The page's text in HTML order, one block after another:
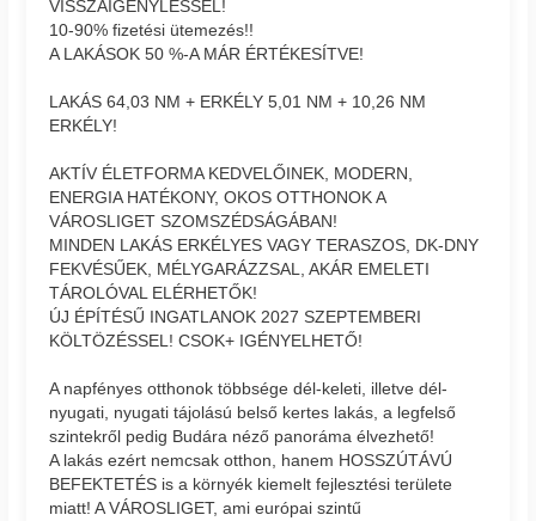
VISSZAIGÉNYLÉSSEL!
10-90% fizetési ütemezés!!
A LAKÁSOK 50 %-A MÁR ÉRTÉKESÍTVE!
LAKÁS 64,03 NM + ERKÉLY 5,01 NM + 10,26 NM
ERKÉLY!
AKTÍV ÉLETFORMA KEDVELŐINEK, MODERN,
ENERGIA HATÉKONY, OKOS OTTHONOK A
VÁROSLIGET SZOMSZÉDSÁGÁBAN!
MINDEN LAKÁS ERKÉLYES VAGY TERASZOS, DK-DNY
FEKVÉSŰEK, MÉLYGARÁZZSAL, AKÁR EMELETI
TÁROLÓVAL ELÉRHETŐK!
ÚJ ÉPÍTÉSŰ INGATLANOK 2027 SZEPTEMBERI
KÖLTÖZÉSSEL! CSOK+ IGÉNYELHETŐ!
A napfényes otthonok többsége dél-keleti, illetve dél-
nyugati, nyugati tájolású belső kertes lakás, a legfelső
szintekről pedig Budára néző panoráma élvezhető!
A lakás ezért nemcsak otthon, hanem HOSSZÚTÁVÚ
BEFEKTETÉS is a környék kiemelt fejlesztési területe
miatt! A VÁROSLIGET, ami európai szintű